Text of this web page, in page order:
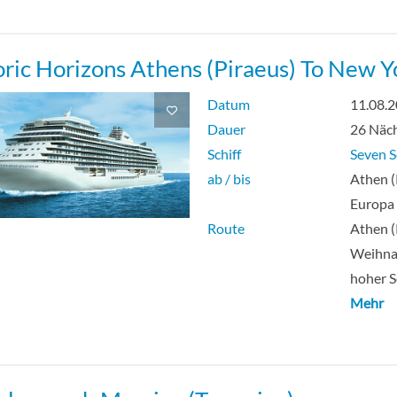
Horizons Athens (Piraeus) To New
Datum
Dauer
26
Schiff
Seven
ab / bis
Athen
Europa
Route
Athen
hoher
Mehr